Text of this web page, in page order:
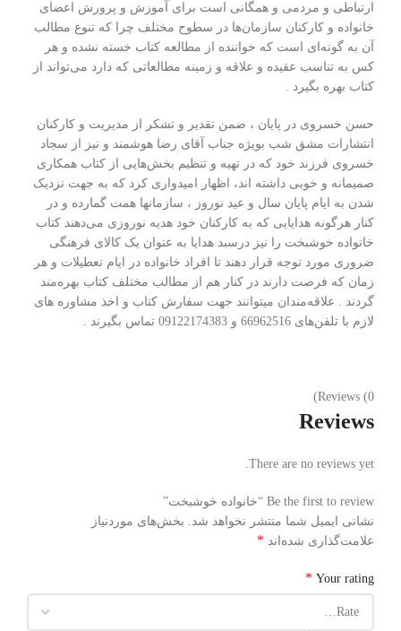
ارتباطی و مردمی و همگانی است برای آموزش و پرورش اعضای
خانواده و کارکنان سازمان‌ها در سطوح مختلف چرا که تنوع مطالب
آن به گونه‌ای است که خواننده از مطالعه کتاب خسته نشده و هر
کس به تناسب عقیده و علاقه و زمینه مطالعاتی که دارد می‌تواند از
کتاب بهره بگیرد .
حسن خسروی در پایان ، ضمن تقدیر و تشکر از مدیریت و کارکنان
انتشارات مشق شب بویژه جناب آقای رضا هوشمند و نیز از سجاد
خسروی فرزند خود که در تهیه و تنظیم بخش‌هایی از کتاب همکاری
صمیمانه و خوبی داشته اند‌، اظهار امیدواری کرد که به جهت نزدیک
شدن به ایام پایان سال و عید نوروز ، سازمانها همت گمارده و در
کنار هرگونه هدایایی که به کارکنان خود هدیه نوروزی می‌دهند کتاب
خانواده خوشبخت را نیز درسبد هدایا به عنوان یک کالای فرهنگی
ضروری مورد توجه قرار دهند تا افراد خانواده در ایام تعطیلات و هر
زمان که فرصت دارند در کنار هم از مطالب مختلف کتاب بهره‌مند
گردند . علاقه‌مندان میتوانند جهت سفارش کتاب و اخذ مشاوره های
لازم با تلفن‌های 66962516 و 09122174383 تماس بگیرند .
Reviews (0)
Reviews
There are no reviews yet.
Be the first to review “خانواده خوشبخت”
نشانی ایمیل شما منتشر نخواهد شد. بخش‌های موردنیاز
علامت‌گذاری شده‌اند *
Your rating
*